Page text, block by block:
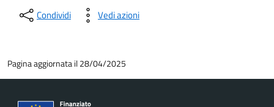
Condividi Vedi azioni
Pagina aggiornata il 28/04/2025